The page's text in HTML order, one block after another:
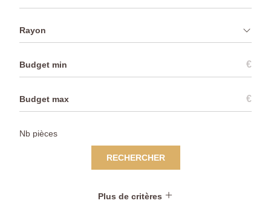
Rayon
€
€
RECHERCHER
Plus de critères